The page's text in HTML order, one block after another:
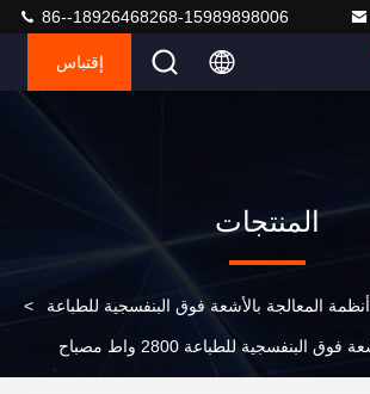
86--18926468268-15989898006
إقتباس
المنتجات
أنظمة المعالجة بالأشعة فوق البنفسجية للطباعة >
أنظمة المعالجة بالأشعة فوق البنفسجية للطباعة 2800 واط مصباح